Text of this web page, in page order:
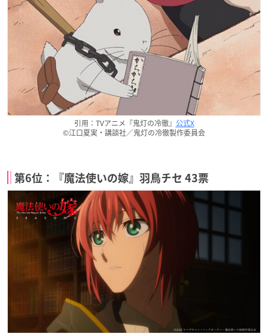
引用：TVアニメ『鬼灯の冷徹』 公式X
©江口夏実・講談社／鬼灯の冷徹製作委員会
第6位：『魔法使いの嫁』羽鳥チセ 43票